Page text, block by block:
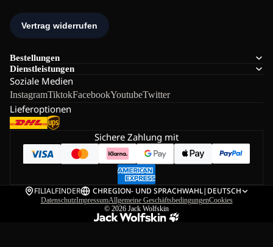
Bestellungen
Dienstleistungen
Soziale Medien
InstagramTiktokFacebookYoutubeTwitter
Lieferoptionen
Sichere Zahlung mit
FILIALFINDER CHREGION- UND SPRACHWAHL| DEUTSCH
DatenschutzImpressumAllgemeine GeschäftsbedingungenCookies
© 2026 Jack Wolfskin